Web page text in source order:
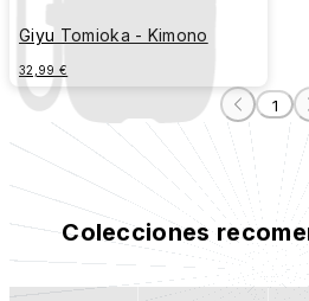
Giyu Tomioka - Kimono
32,99 €
1
Colecciones